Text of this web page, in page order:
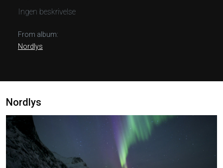
Ingen beskrivelse
From album:
Nordlys
Nordlys